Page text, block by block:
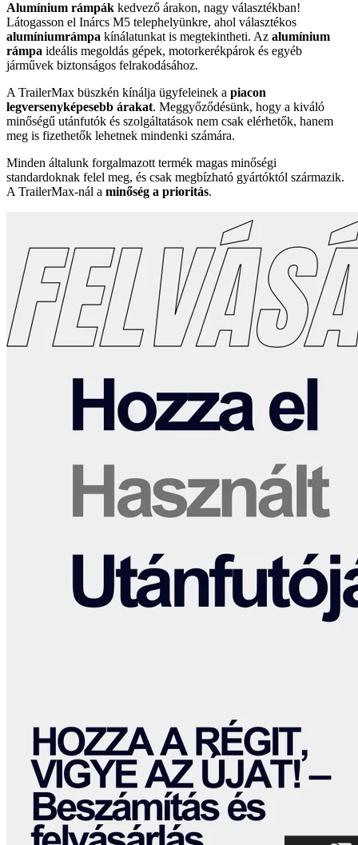
Alumínium rámpák kedvező árakon, nagy választékban!
Látogasson el Inárcs M5 telephelyünkre, ahol választékos
alumíniumrámpa kínálatunkat is megtekintheti. Az alumínium
rámpa ideális megoldás gépek, motorkerékpárok és egyéb
járművek biztonságos felrakodásához.
A TrailerMax büszkén kínálja ügyfeleinek a piacon
legversenyképesebb árakat. Meggyőződésünk, hogy a kiváló
minőségű utánfutók és szolgáltatások nem csak elérhetők, hanem
meg is fizethetők lehetnek mindenki számára.
Minden általunk forgalmazott termék magas minőségi
standardoknak felel meg, és csak megbízható gyártóktól származik.
A TrailerMax-nál a minőség a prioritás.